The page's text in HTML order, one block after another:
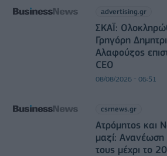
advertising.gr
ΣΚΑΪ:
Γρηγόρη
Αλαφούζος
CEO
08/08/2026 - 06:51
csrnews.gr
Ατρόμητος και
μαζί: Ανανέωση
τους μέχρι το